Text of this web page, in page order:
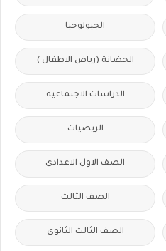
الجيولوجيا
الحضانة (رياض الاطفال )
الدراسات الاجتماعية
الريضيات
الصف الاول الاعدادى
الصف الثالث
الصف الثالث الثانوى